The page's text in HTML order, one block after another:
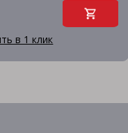
в 1 клик